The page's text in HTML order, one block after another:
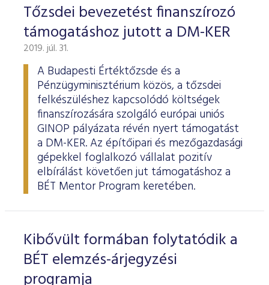
Tőzsdei bevezetést finanszírozó
támogatáshoz jutott a DM-KER
2019. júl. 31.
A Budapesti Értéktőzsde és a
Pénzügyminisztérium közös, a tőzsdei
felkészüléshez kapcsolódó költségek
finanszírozására szolgáló európai uniós
GINOP pályázata révén nyert támogatást
a DM-KER. Az építőipari és mezőgazdasági
gépekkel foglalkozó vállalat pozitív
elbírálást követően jut támogatáshoz a
BÉT Mentor Program keretében.
Kibővült formában folytatódik a
BÉT elemzés-árjegyzési
programja